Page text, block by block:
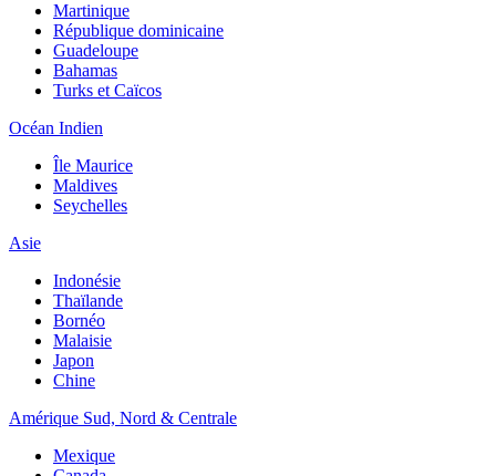
Martinique
République dominicaine
Guadeloupe
Bahamas
Turks et Caïcos
Océan Indien
Île Maurice
Maldives
Seychelles
Asie
Indonésie
Thaïlande
Bornéo
Malaisie
Japon
Chine
Amérique Sud, Nord & Centrale
Mexique